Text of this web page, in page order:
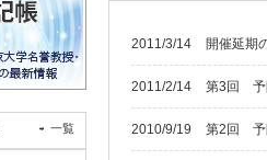
2011/3/14 開催延期
2011/2/14 第3回 予
2010/9/19 第2回 予
一覧